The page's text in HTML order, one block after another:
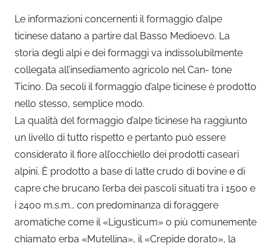
Le informazioni concernenti il formaggio d’alpe
ticinese datano a partire dal Basso Medioevo. La
storia degli alpi e dei formaggi va indissolubilmente
collegata all’insediamento agricolo nel Can- tone
Ticino. Da secoli il formaggio d’alpe ticinese è prodotto
nello stesso, semplice modo.
La qualità del formaggio d’alpe ticinese ha raggiunto
un livello di tutto rispetto e pertanto può essere
considerato il fiore all’occhiello dei prodotti caseari
alpini. È prodotto a base di latte crudo di bovine e di
capre che brucano l’erba dei pascoli situati tra i 1500 e
i 2400 m.s.m., con predominanza di foraggere
aromatiche come il «Ligusticum» o più comunemente
chiamato erba «Mutellina», il «Crepide dorato», la